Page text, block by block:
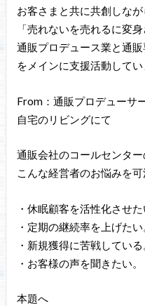
お客さまと共に共創しなが
「売れないを売れるに変
通販プロデュース業と通
をメインに支援活動してい
From：通販プロデューサ
自宅のリビングにて
通販会社のコールセンター
こんな経営者のお悩みを
・休眠顧客を活性化させた
・定期の継続率を上げたい
・新規獲得に苦戦している
・お客様の声を聞きたい。
本題へ